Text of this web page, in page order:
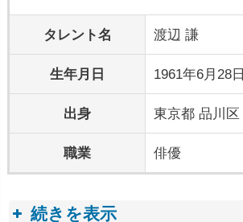
タレント名 渡辺 謙
生年月日 1961年6月28日
出身 東京都 品川区
職業 俳優
続きを表示